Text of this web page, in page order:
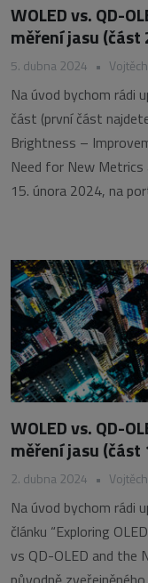
WOLED vs. QD-
měření jasu (část
5. dubna 2024 •
Na úvod bychom rádi
část (první část
Brightness –
Need for New Metrics
15. února 2024, na
WOLED vs. QD-
měření jasu (část
2. dubna 2024 •
Na úvod bychom rádi
článku “Exploring
vs QD-OLED and the